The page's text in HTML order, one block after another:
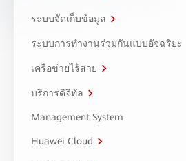
ระบบจัดเก็บข้อมูล
ระบบการทำงานร่วมกันแบบอัจฉริยะ
เครือข่ายไร้สาย
บริการดิจิทัล
Management System
Huawei Cloud